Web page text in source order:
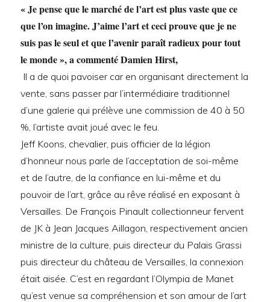
« Je pense que le marché de l’art est plus vaste que ce
que l’on imagine. J’aime l’art et ceci prouve que je ne
suis pas le seul et que l’avenir paraît radieux pour tout
le monde », a commenté Damien Hirst,
Il a de quoi pavoiser car en organisant directement la
vente, sans passer par l’intermédiaire traditionnel
d’une galerie qui prélève une commission de 40 à 50
%, l’artiste avait joué avec le feu.
Jeff Koons, chevalier, puis officier de la légion
d’honneur nous parle de l’acceptation de soi-même
et de l’autre, de la confiance en lui-même et du
pouvoir de l’art, grâce au rêve réalisé en exposant à
Versailles. De François Pinault collectionneur fervent
de JK à Jean Jacques Aillagon, respectivement ancien
ministre de la culture, puis directeur du Palais Grassi
puis directeur du château de Versailles, la connexion
était aisée. C’est en regardant l’Olympia de Manet
qu’est venue sa compréhension et son amour de l’art